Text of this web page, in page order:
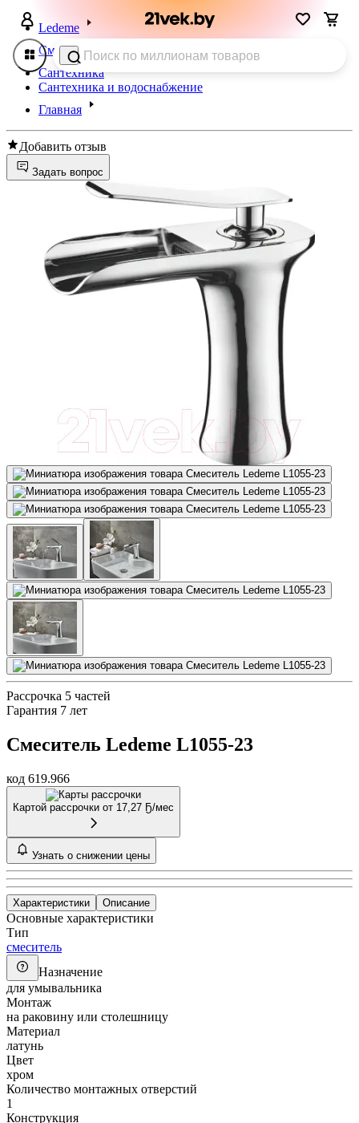
Ledeme
Смесители
Сантехника
Сантехника и водоснабжение
Главная
Добавить отзыв
Задать вопрос
Рассрочка 5 частей
Гарантия 7 лет
Смеситель Ledeme L1055-23
код 619.966
Картой рассрочки от 17,27 Ҕ/мес
Узнать о снижении цены
Характеристики Описание
Основные характеристики
Тип
смеситель
Назначение
для умывальника
Монтаж
на раковину или столешницу
Материал
латунь
Цвет
хром
Количество монтажных отверстий
1
Конструкция